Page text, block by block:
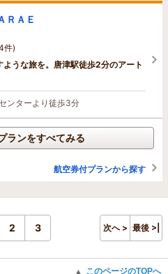
ＲＡＥ
件)
ような旅を。唐津駅徒歩2分のアート
ンターより徒歩3分
ランをすべてみる
航空券付プランから探す
2 3 次へ > 最後 >|
▲ このページのTOPへ